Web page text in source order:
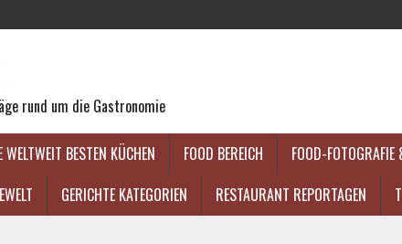
rund um die Gastronomie
WELTWEIT BESTEN KÜCHEN FOOD BEREICH FOOD-
GERICHTE KATEGORIEN RESTAURANT REPORTAGEN